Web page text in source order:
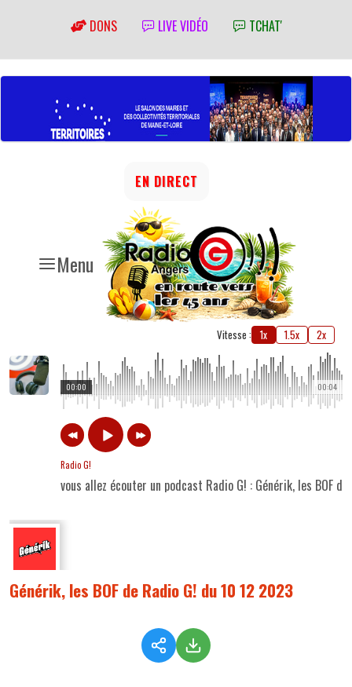
DONS LIVE VIDÉO TCHAT'
Menu
EN DIRECT
Vitesse : 1x 1.5x 2x
00:04
00:00
Radio G!
vous allez écouter un podcast Radio G! : Générik, les BOF
Générik, les BOF de Radio G! du 10 12 2023